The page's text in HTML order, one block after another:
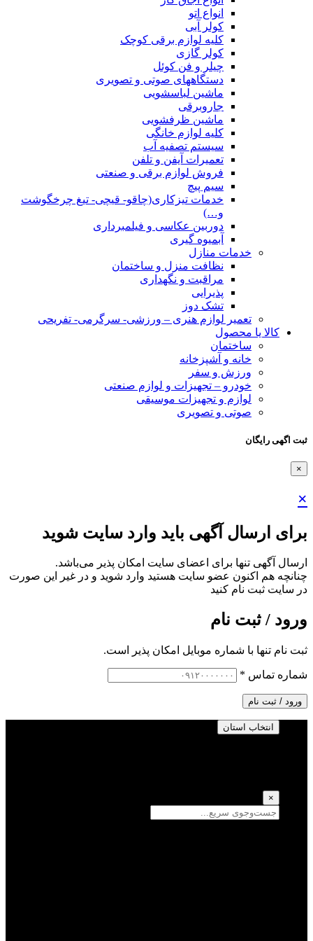
انواع اتو
کولر آبی
کلیه لوازم برقی کوچک
کولر گازی
چیلر و فن کوئل
دستگاههای صوتی و تصویری
ماشین لباسشویی
جاروبرقی
ماشین ظرفشویی
کلیه لوازم خانگی
سیستم تصفیه آب
تعمیرات آیفن و تلفن
فروش لوازم برقی و صنعتی
سیم پیچ
خدمات تیزکاری(چاقو- قیچی- تیغ چرخگوشت
و…)
دوربین عکاسی و فیلمبرداری
آبمیوه گیری
خدمات منازل
نظافت منزل و ساختمان
مراقبت و نگهداری
پذیرایی
تشک دوز
تعمیر لوازم هنری – ورزشی- سرگرمی- تفریحی
کالا یا محصول
ساختمان
خانه و آشپزخانه
ورزش و سفر
خودرو – تجهیزات و لوازم صنعتی
لوازم و تجهیزات موسیقی
صوتی و تصویری
ثبت اگهی رایگان
×
×
برای ارسال آگهی باید وارد سایت شوید
ارسال آگهی تنها برای اعضای سایت امکان پذیر می‌باشد.
چنانچه هم‌ اکنون عضو سایت هستید وارد شوید و در غیر این صورت
در سایت ثبت نام کنید
ورود / ثبت نام
ثبت نام تنها با شماره موبایل امکان پذیر است.
شماره تماس *
ورود / ثبت نام
انتخاب استان
×